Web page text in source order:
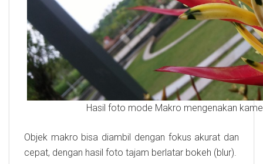
Hasil foto mode Makro mengenakan
Objek makro bisa diambil dengan fokus akurat dan
cepat, dengan hasil foto tajam berlatar bokeh (blur).